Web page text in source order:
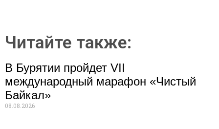
Читайте также:
В Бурятии пройдет VII
международный марафон «Чистый
Байкал»
08.08.2026